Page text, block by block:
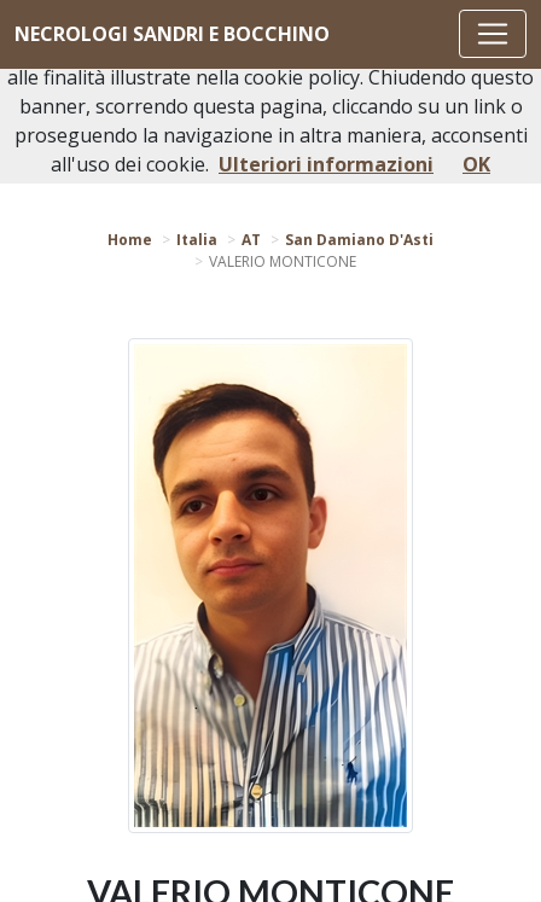
NECROLOGI SANDRI E BOCCHINO
Torna indietro
Home Italia AT
San Damiano D'Asti
VALERIO MONTICONE
VALERIO MONTICONE
Questo sito o gli strumenti terzi da questo utilizzati si
avvalgono di cookie necessari al funzionamento ed utili
alle finalità illustrate nella cookie policy. Chiudendo questo
banner, scorrendo questa pagina, cliccando su un link o
proseguendo la navigazione in altra maniera, acconsenti
all'uso dei cookie. Ulteriori informazioni OK